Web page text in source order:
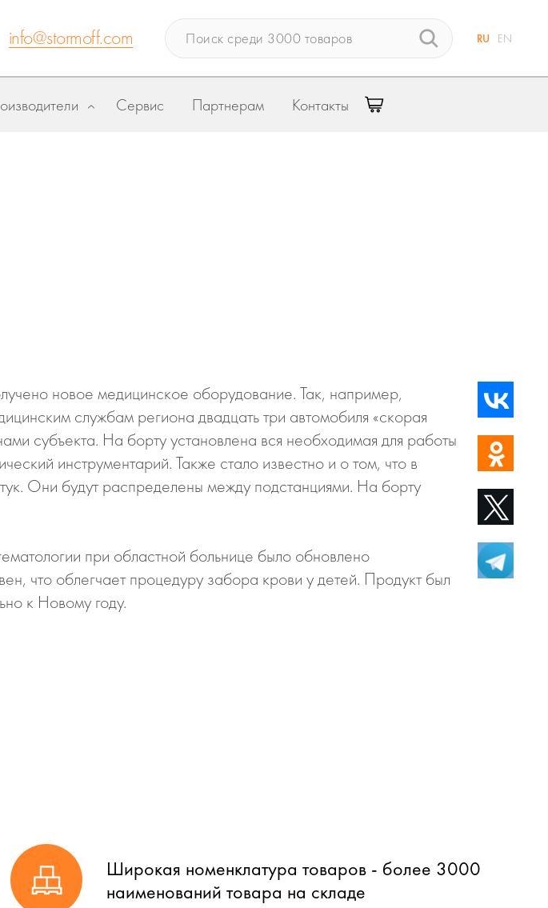
info@stormoff.com RU EN
Сервис Партнерам Контакты
новое медицинское оборудование. Так, например,
службам региона двадцать три автомобиля «скорая
субъекта. На борту установлена вся необходимая для работы
инструментарий. Также стало известно и о том, что в
Они будут распределены между подстанциями. На борту
при областной больнице было обновлено
что облегчает процедуру забора крови у детей. Продукт был
к Новому году.
Широкая номенклатура товаров - более 3000
наименований товара на складе